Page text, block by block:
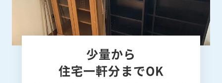
少量から
住宅一軒分までOK